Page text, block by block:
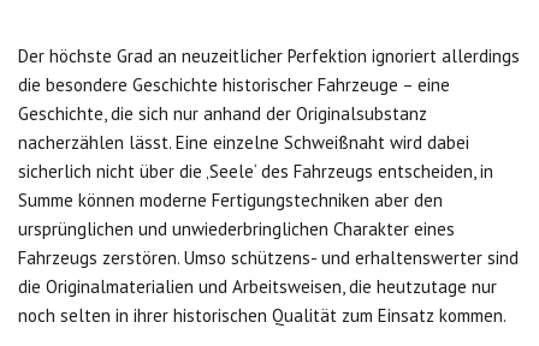
Der höchste Grad an neuzeitlicher Perfektion ignoriert allerdings
die besondere Geschichte historischer Fahrzeuge – eine
Geschichte, die sich nur anhand der Originalsubstanz
nacherzählen lässt. Eine einzelne Schweißnaht wird dabei
sicherlich nicht über die ‚Seele‘ des Fahrzeugs entscheiden, in
Summe können moderne Fertigungstechniken aber den
ursprünglichen und unwiederbringlichen Charakter eines
Fahrzeugs zerstören. Umso schützens- und erhaltenswerter sind
die Originalmaterialien und Arbeitsweisen, die heutzutage nur
noch selten in ihrer historischen Qualität zum Einsatz kommen.